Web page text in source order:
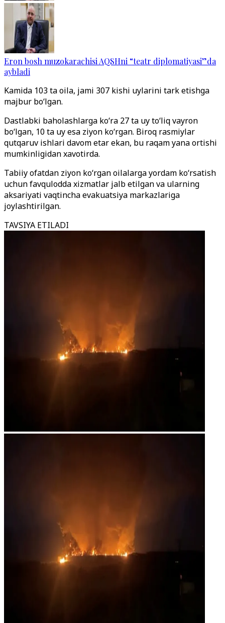
Eron bosh muzokarachisi AQSHni “teatr diplomatiyasi”da
aybladi
Kamida 103 ta oila, jami 307 kishi uylarini tark etishga
majbur bo‘lgan.
Dastlabki baholashlarga ko‘ra 27 ta uy to‘liq vayron
bo‘lgan, 10 ta uy esa ziyon ko‘rgan. Biroq rasmiylar
qutqaruv ishlari davom etar ekan, bu raqam yana ortishi
mumkinligidan xavotirda.
Tabiiy ofatdan ziyon ko‘rgan oilalarga yordam ko‘rsatish
uchun favqulodda xizmatlar jalb etilgan va ularning
aksariyati vaqtincha evakuatsiya markazlariga
joylashtirilgan.
TAVSIYA ETILADI